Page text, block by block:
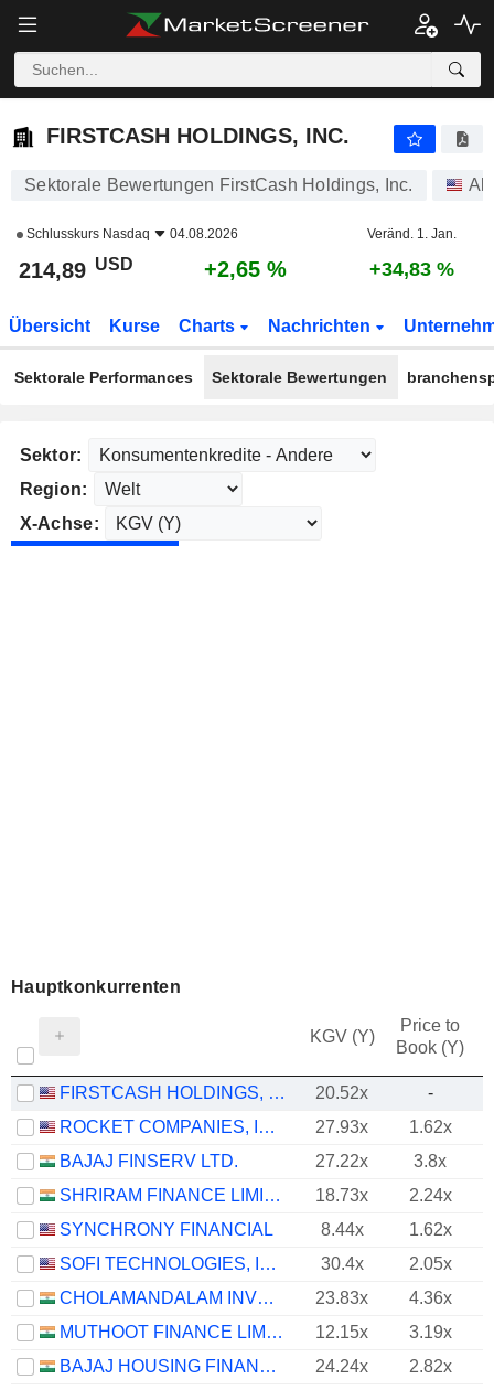
FIRSTCASH HOLDINGS, INC.
FIRSTCASH HOLDINGS, INC.
Sektorale Bewertungen FirstCash Holdings, Inc.
Schlusskurs Nasdaq 04.08.2026 Veränd. 1. Jan.
214,89 USD +2,65 % +34,83 %
Übersicht Kurse Charts Nachrichten
Sektorale Performances Sektorale Bewertungen
Sektor:
Region:
X-Achse:
Hauptkonkurrenten
KGV (Y)
Price to
Book (Y)
FIRSTCASH HOLDINGS, INC. 20.52x
-
ROCKET COMPANIES, INC.
27.93x
1.62x
BAJAJ FINSERV LTD.
27.22x
3.8x
SHRIRAM FINANCE LIMITED
18.73x
2.24x
SYNCHRONY FINANCIAL
8.44x
1.62x
SOFI TECHNOLOGIES, INC.
30.4x
2.05x
CHOLAMANDALAM INVESTMENT AND FINANCE COMPANY LIMITED
23.83x
4.36x
MUTHOOT FINANCE LIMITED
12.15x
3.19x
BAJAJ HOUSING FINANCE LIMITED
24.24x
2.82x